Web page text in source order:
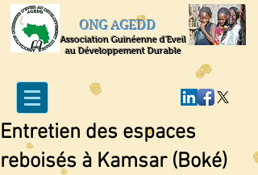
Association Guinéenne d'Eveil
au Développement Durable
ONG AGEDD
Entretien des espaces
reboisés à Kamsar (Boké)